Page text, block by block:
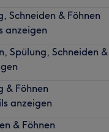
Schneiden & Föhnen
anzeigen
Spülung, Schneiden
& Föhnen
anzeigen
& Föhnen